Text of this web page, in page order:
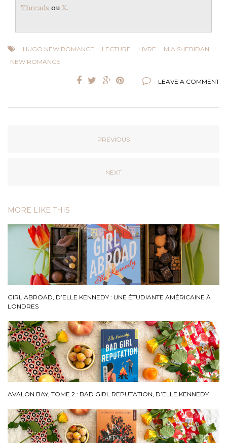
Threads ou X.
HUGO NEW ROMANCE LECTURE LIVRE
MIA SHERIDAN
NEW ROMANCE
LEAVE A COMMENT
PREVIOUS
NEXT
MORE LIKE THIS
GIRL ABROAD, D’ELLE KENNEDY : UNE ÉTUDIANTE AMÉRICAINE À
LONDRES
AVALON BAY, TOME 2 : BAD GIRL REPUTATION, D’ELLE KENNEDY